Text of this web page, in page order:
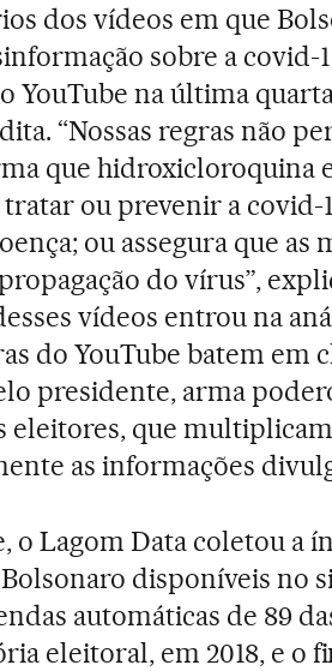
dos vídeos em que
sobre a covid-
YouTube na última
“Nossas regras não
que hidroxicloroquina
ou prevenir a covid-
ou assegura que as
do vírus”,
vídeos entrou na
do YouTube batem em
presidente, arma
eleitores, que
as informações
o Lagom Data coletou a
disponíveis no
automáticas de 89
eleitoral, em 2018, e o